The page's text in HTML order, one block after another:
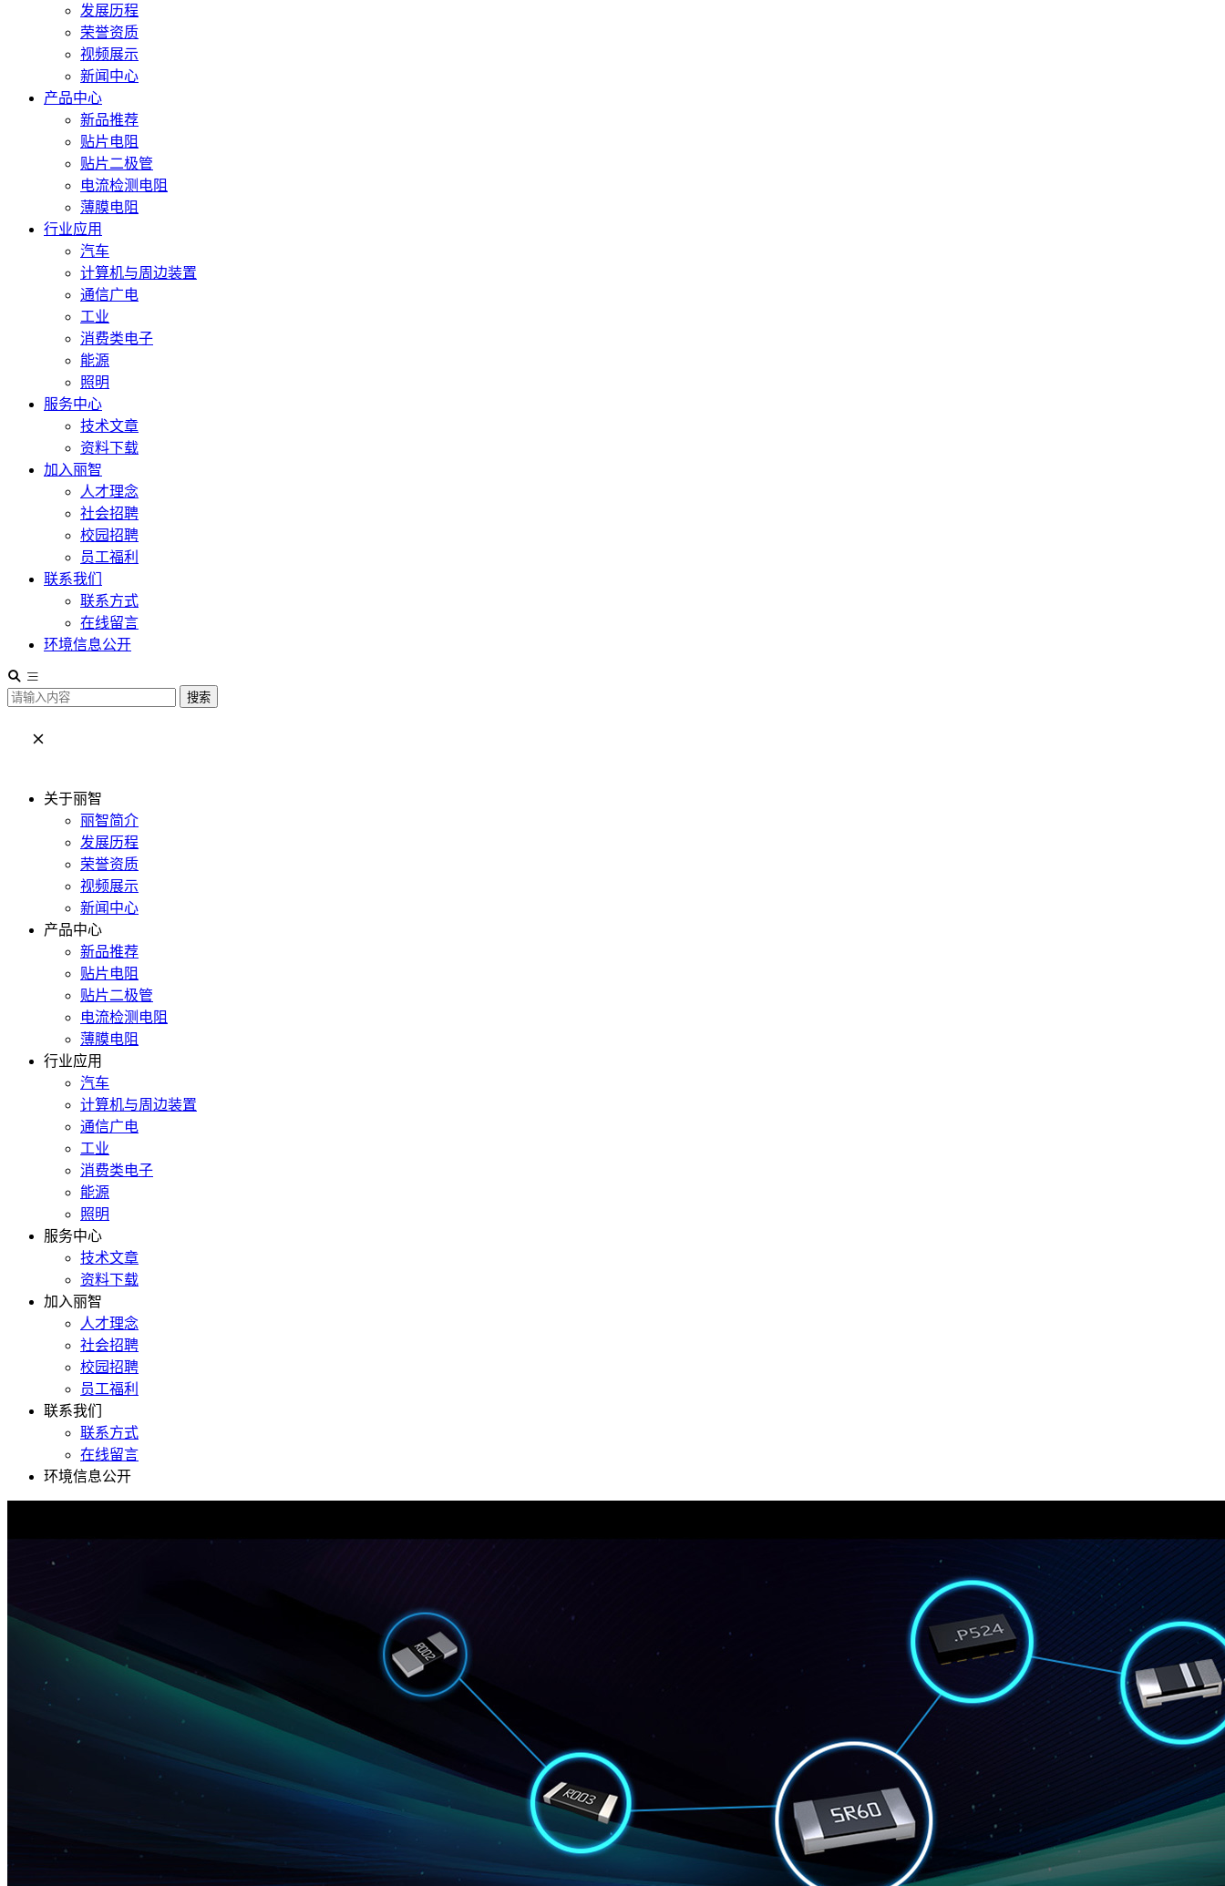
发展历程
荣誉资质
视频展示
新闻中心
产品中心
新品推荐
贴片电阻
贴片二极管
电流检测电阻
薄膜电阻
行业应用
汽车
计算机与周边装置
通信广电
工业
消费类电子
能源
照明
服务中心
技术文章
资料下载
加入丽智
人才理念
社会招聘
校园招聘
员工福利
联系我们
联系方式
在线留言
环境信息公开
搜索
关于丽智
丽智简介
发展历程
荣誉资质
视频展示
新闻中心
产品中心
新品推荐
贴片电阻
贴片二极管
电流检测电阻
薄膜电阻
行业应用
汽车
计算机与周边装置
通信广电
工业
消费类电子
能源
照明
服务中心
技术文章
资料下载
加入丽智
人才理念
社会招聘
校园招聘
员工福利
联系我们
联系方式
在线留言
环境信息公开